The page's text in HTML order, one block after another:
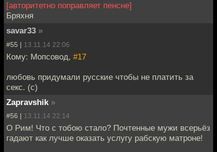
[авторитетно поправляет пенсне]
Бряхня
savar33 »
#55 | 13.11.14 22:06
Кому: Мопсовод, #17
любовь придумали русские чтобы не платить за
секс. (с)
Zapravshik »
#56 | 13.11.14 22:14
О Рим! Что с тобою стало? Почтенные мужи всерьёз
гадают как лучше оказать услугу рабскую матроне!